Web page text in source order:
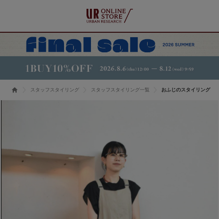
スタッフスタイリング スタッフスタイリング一覧 おふじのスタイリング